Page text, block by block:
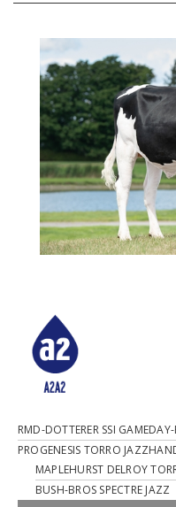
RMD-DOTTERER SSI GAMEDAY-
PROGENESIS TORRO
MAPLEHURST DELROY
BUSH-BROS SPECTRE JAZZ